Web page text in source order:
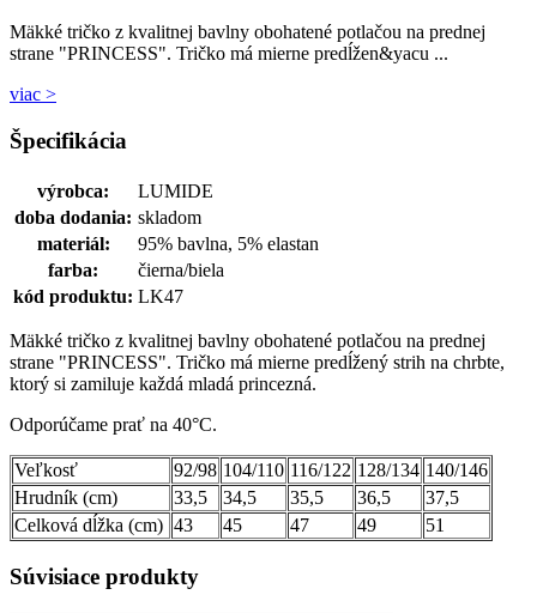
Mäkké tričko z kvalitnej bavlny obohatené potlačou na prednej
strane "PRINCESS". Tričko má mierne predĺžen&yacu ...
viac >
Špecifikácia
výrobca:
LUMIDE
doba dodania: skladom
materiál:
95% bavlna, 5% elastan
farba:
čierna/biela
kód produktu: LK47
Mäkké tričko z kvalitnej bavlny obohatené potlačou na prednej
strane "PRINCESS". Tričko má mierne predĺžený strih na chrbte,
ktorý si zamiluje každá mladá princezná.
Odporúčame prať na 40°C.
Veľkosť 92/98 104/110 116/122 128/134 140/146
Hrudník (cm)
33,5 34,5 35,5 36,5
37,5
Celková dĺžka (cm) 43 45 47 49 51
Súvisiace produkty